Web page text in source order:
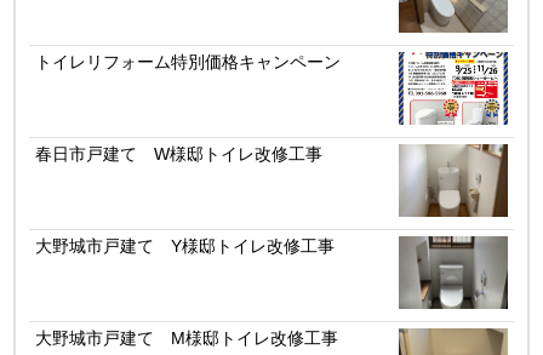
トイレリフォーム特別価格キャンペーン
春日市戸建て W様邸トイレ改修工事
大野城市戸建て Y様邸トイレ改修工事
大野城市戸建て M様邸トイレ改修工事